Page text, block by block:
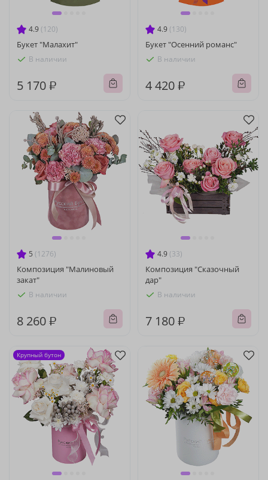
4.9 (120)
Букет "Малахит"
В наличии
5 170 ₽
4.9 (130)
Букет "Осенний романс"
В наличии
4 420 ₽
5 (1276)
Композиция "Малиновый
закат"
В наличии
8 260 ₽
4.9 (33)
Композиция "Сказочный
дар"
В наличии
7 180 ₽
Крупный бутон